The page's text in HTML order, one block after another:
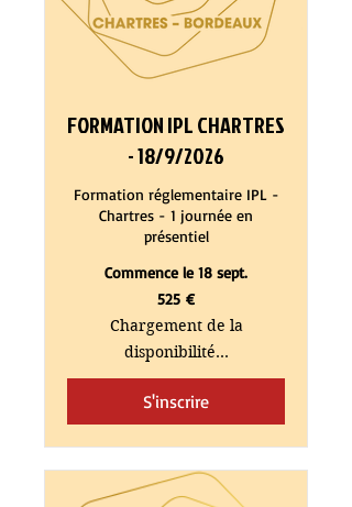
FORMATION IPL CHARTRES
- 18/9/2026
Formation réglementaire IPL -
Chartres - 1 journée en
présentiel
Commence le 18 sept.
525 €
Chargement de la
disponibilité...
S'inscrire